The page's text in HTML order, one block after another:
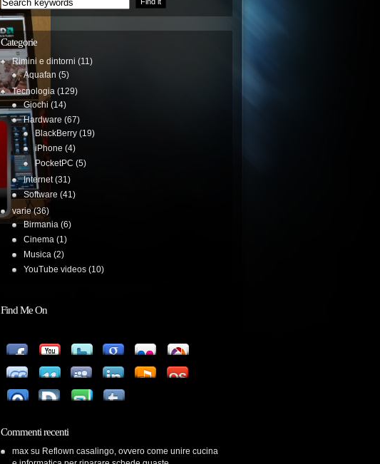
Categorie
Rimini e dintorni (11)
Aquafan (5)
Tecnologia (129)
Giochi (14)
Hardware (67)
BlackBerry (19)
iPhone (4)
PocketPC (5)
Internet(31)
Software (41)
varie(36)
Birmania (6)
Cinema (1)
Musica (2)
YouTube videos (10)
Find Me On
Commenti recenti
max su Reflown casalingo, ovvero come unire cucina